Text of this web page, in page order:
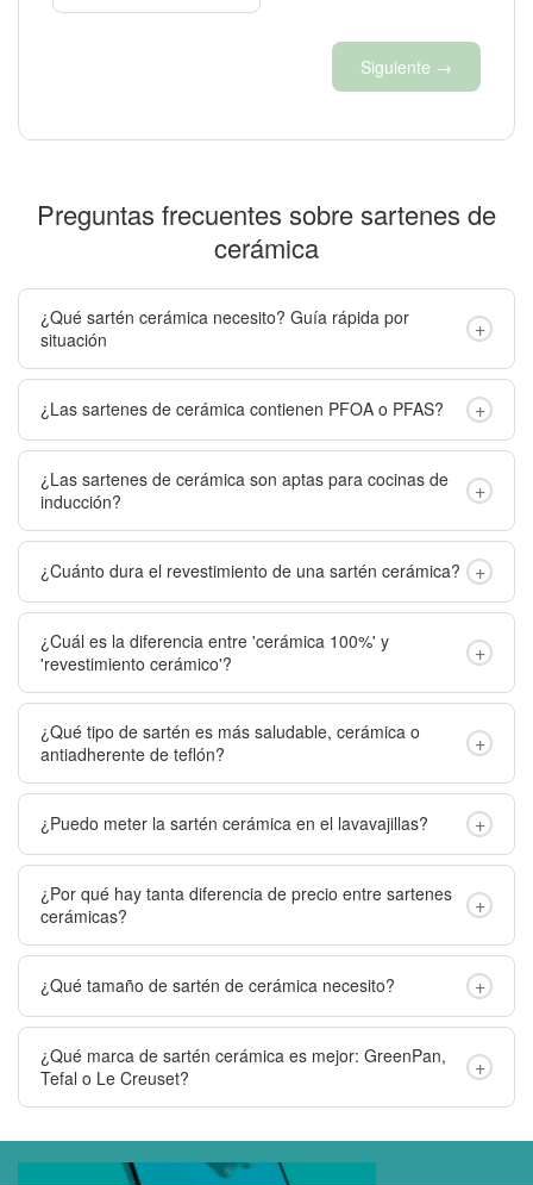
Siguiente →
Preguntas frecuentes sobre sartenes de
cerámica
¿Qué sartén cerámica necesito? Guía rápida por
situación
+
¿Las sartenes de cerámica contienen PFOA o PFAS? +
¿Las sartenes de cerámica son aptas para cocinas de
inducción?
+
¿Cuánto dura el revestimiento de una sartén cerámica? +
¿Cuál es la diferencia entre 'cerámica 100%' y
'revestimiento cerámico'?
+
¿Qué tipo de sartén es más saludable, cerámica o
antiadherente de teflón?
+
¿Puedo meter la sartén cerámica en el lavavajillas? +
¿Por qué hay tanta diferencia de precio entre sartenes
cerámicas?
+
¿Qué tamaño de sartén de cerámica necesito? +
¿Qué marca de sartén cerámica es mejor: GreenPan,
Tefal o Le Creuset?
+